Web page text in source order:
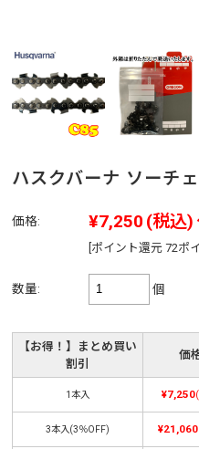
ハスクバーナ ソーチ
価格: ¥7,250 (税込)
[ポイント還元 72ポ
数量: 個
【お得！】まとめ買い
割引
価
1本入 ¥7,250
3本入(3％OFF) ¥21,060